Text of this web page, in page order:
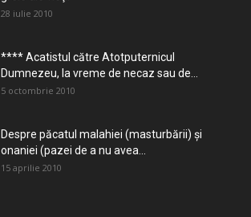
28 iulie 2010
**** Acatistul către Atotputernicul
Dumnezeu, la vreme de necaz sau de...
5 octombrie 2010
Despre păcatul malahiei (masturbării) şi
onaniei (pazei de a nu avea...
15 aprilie 2010